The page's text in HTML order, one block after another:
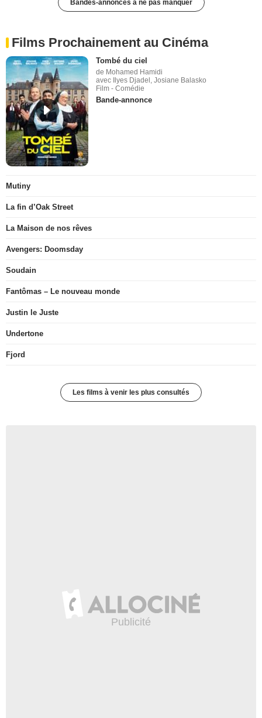
Bandes-annonces à ne pas manquer
Films Prochainement au Cinéma
Tombé du ciel
de Mohamed Hamidi
avec Ilyes Djadel, Josiane Balasko
Film - Comédie
Bande-annonce
Mutiny
La fin d’Oak Street
La Maison de nos rêves
Avengers: Doomsday
Soudain
Fantômas – Le nouveau monde
Justin le Juste
Undertone
Fjord
Les films à venir les plus consultés